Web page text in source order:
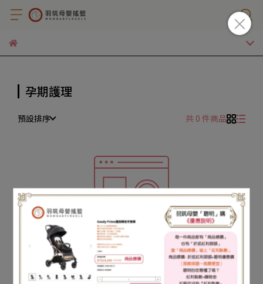
孕期護理
預設排序 共 0 件商品
很抱歉，無商品符合篩選條件
請重新輸入篩選